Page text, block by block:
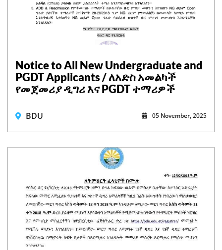
Notice to All New Undergraduate and
PGDT Applicants / ለአድስ አመልካች
የመጀመሪያ ዲግሪ እና PGDT ተማሪዎች
BDU 05 November, 2025